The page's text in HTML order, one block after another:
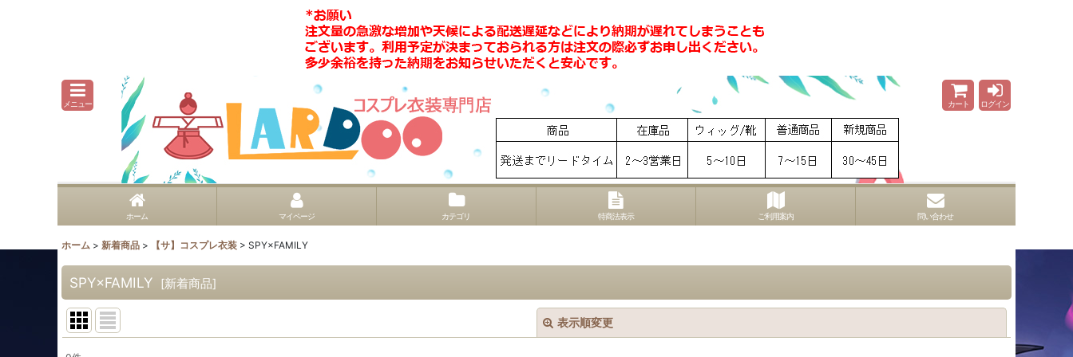
メニュー カート ログイン
ホーム マイページ カテゴリ 特商法表示 ご利用案内 問い合わせ
ホーム > 新着商品 > 【サ】コスプレ衣装 > SPY×FAMILY
SPY×FAMILY [新着商品]
表示順変更